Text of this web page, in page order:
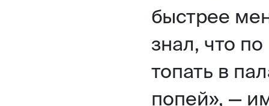
быстрее
знал, что
топать в
попей», —